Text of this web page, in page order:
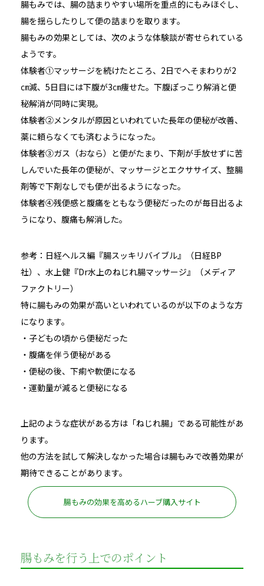
腸もみでは、腸の詰まりやすい場所を重点的にもみほぐし、
腸を揺らしたりして便の詰まりを取ります。
腸もみの効果としては、次のような体験談が寄せられている
ようです。
体験者①マッサージを続けたところ、2日でへそまわりが2
㎝減、5日目には下腹が3㎝痩せた。下腹ぽっこり解消と便
秘解消が同時に実現。
体験者②メンタルが原因といわれていた長年の便秘が改善、
薬に頼らなくても済むようになった。
体験者③ガス（おなら）と便がたまり、下剤が手放せずに苦
しんでいた長年の便秘が、マッサージとエクササイズ、整腸
剤等で下剤なしでも便が出るようになった。
体験者④残便感と腹痛をともなう便秘だったのが毎日出るよ
うになり、腹痛も解消した。
参考：日経ヘルス編『腸スッキリバイブル』（日経BP
社）、水上健『Dr水上のねじれ腸マッサージ』（メディア
ファクトリー）
特に腸もみの効果が高いといわれているのが以下のような方
になります。
・子どもの頃から便秘だった
・腹痛を伴う便秘がある
・便秘の後、下痢や軟便になる
・運動量が減ると便秘になる
上記のような症状がある方は「ねじれ腸」である可能性があ
ります。
他の方法を試して解決しなかった場合は腸もみで改善効果が
期待できることがあります。
腸もみの効果を高めるハーブ購入サイト
腸もみを行う上でのポイント